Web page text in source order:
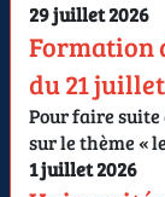
29 juillet 2026
Formation
du 21 juillet
Pour faire
sur le thème «
1 juillet 2026